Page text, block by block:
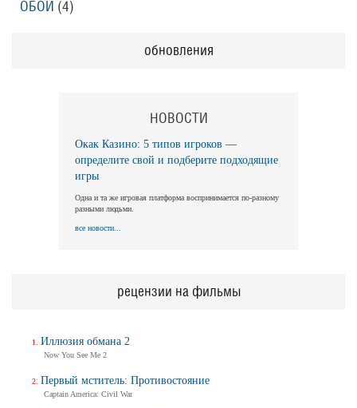
ОБОИ (4)
обновления
НОВОСТИ
Окак Казино: 5 типов игроков —
определите свой и подберите подходящие
игры
Одна и та же игровая платформа воспринимается по-разному
разными людьми.
все новости...
рецензии на фильмы
Иллюзия обмана 2
Now You See Me 2
Первый мститель: Противостояние
Captain America: Civil War